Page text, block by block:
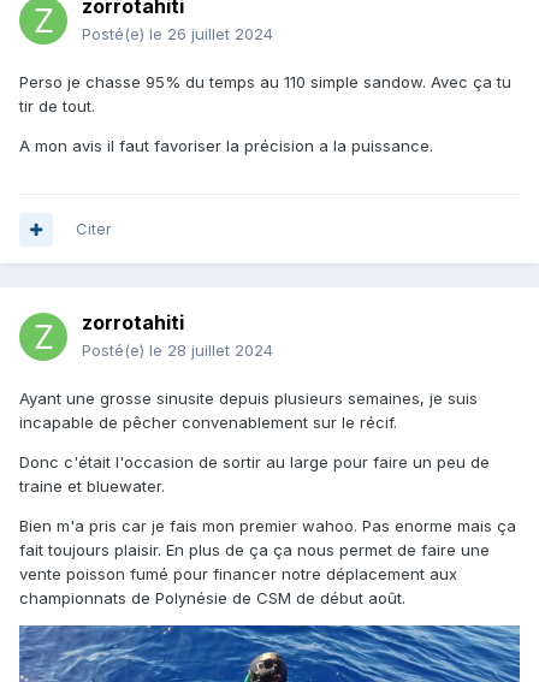
zorrotahiti
Posté(e) le 26 juillet 2024
Perso je chasse 95% du temps au 110 simple sandow. Avec ça tu
tir de tout.
A mon avis il faut favoriser la précision a la puissance.
Citer
zorrotahiti
Posté(e) le 28 juillet 2024
Ayant une grosse sinusite depuis plusieurs semaines, je suis
incapable de pêcher convenablement sur le récif.
Donc c'était l'occasion de sortir au large pour faire un peu de
traine et bluewater.
Bien m'a pris car je fais mon premier wahoo. Pas enorme mais ça
fait toujours plaisir. En plus de ça ça nous permet de faire une
vente poisson fumé pour financer notre déplacement aux
championnats de Polynésie de CSM de début août.